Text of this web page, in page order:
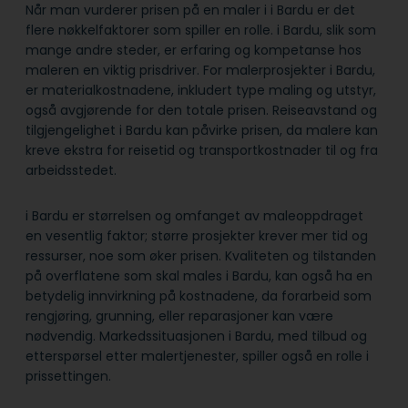
Når man vurderer prisen på en maler i i Bardu er det
flere nøkkelfaktorer som spiller en rolle. i Bardu, slik som
mange andre steder, er erfaring og kompetanse hos
maleren en viktig prisdriver. For malerprosjekter i Bardu,
er materialkostnadene, inkludert type maling og utstyr,
også avgjørende for den totale prisen. Reiseavstand og
tilgjengelighet i Bardu kan påvirke prisen, da malere kan
kreve ekstra for reisetid og transportkostnader til og fra
arbeidsstedet.
i Bardu er størrelsen og omfanget av maleoppdraget
en vesentlig faktor; større prosjekter krever mer tid og
ressurser, noe som øker prisen. Kvaliteten og tilstanden
på overflatene som skal males i Bardu, kan også ha en
betydelig innvirkning på kostnadene, da forarbeid som
rengjøring, grunning, eller reparasjoner kan være
nødvendig. Markedssituasjonen i Bardu, med tilbud og
etterspørsel etter malertjenester, spiller også en rolle i
prissettingen.